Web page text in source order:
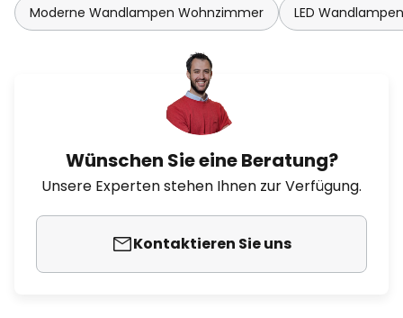
Moderne Wandlampen Wohnzimmer LED
Wünschen Sie eine Beratung?
Unsere Experten stehen Ihnen zur Verfügung.
Kontaktieren Sie uns